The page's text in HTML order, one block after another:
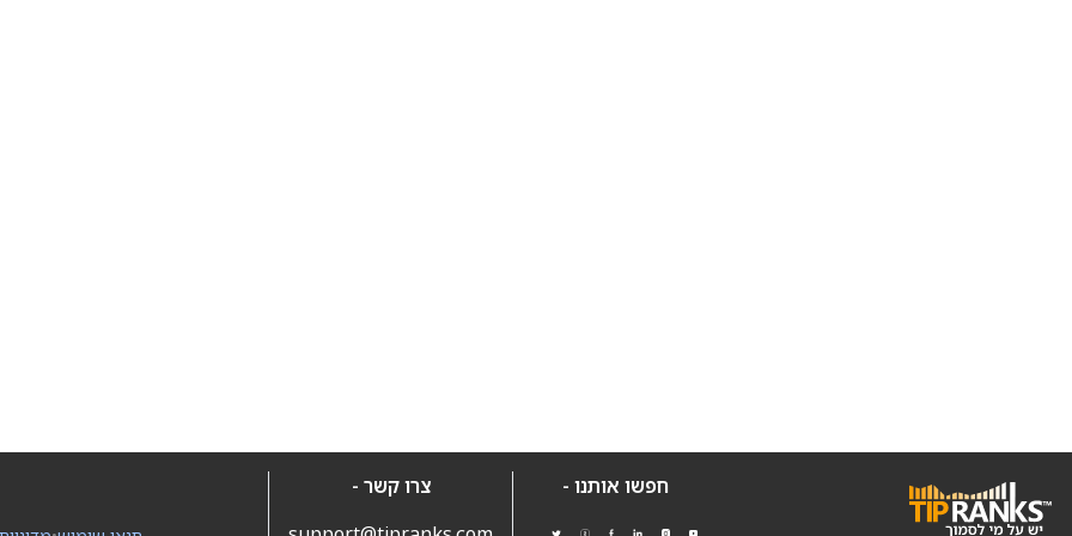
חפשו אותנו -
צרו קשר -